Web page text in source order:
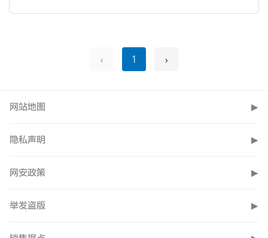
‹ 1 ›
网站地图 ▶
隐私声明 ▶
网安政策 ▶
举发盗版 ▶